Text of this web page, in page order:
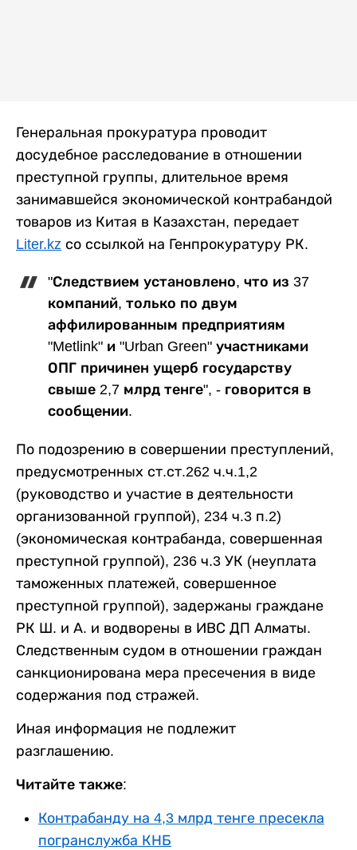
Генеральная прокуратура проводит
досудебное расследование в отношении
преступной группы, длительное время
занимавшейся экономической контрабандой
товаров из Китая в Казахстан, передает
Liter.kz со ссылкой на Генпрокуратуру РК.
"Следствием установлено, что из 37
компаний, только по двум
аффилированным предприятиям
"Metlink" и "Urban Green" участниками
ОПГ причинен ущерб государству
свыше 2,7 млрд тенге", - говорится в
сообщении.
По подозрению в совершении преступлений,
предусмотренных ст.ст.262 ч.ч.1,2
(руководство и участие в деятельности
организованной группой), 234 ч.3 п.2)
(экономическая контрабанда, совершенная
преступной группой), 236 ч.3 УК (неуплата
таможенных платежей, совершенное
преступной группой), задержаны граждане
РК Ш. и А. и водворены в ИВС ДП Алматы.
Следственным судом в отношении граждан
санкционирована мера пресечения в виде
содержания под стражей.
Иная информация не подлежит
разглашению.
Читайте также:
Контрабанду на 4,3 млрд тенге пресекла
погранслужба КНБ